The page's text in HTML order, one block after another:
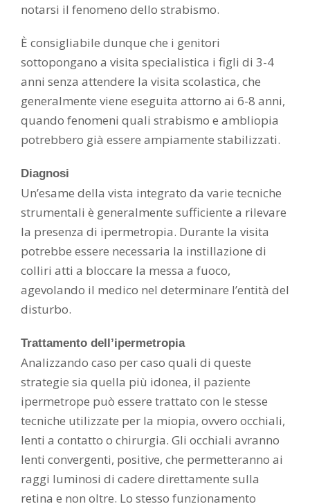
notarsi il fenomeno dello strabismo.
È consigliabile dunque che i genitori
sottopongano a visita specialistica i figli di 3-4
anni senza attendere la visita scolastica, che
generalmente viene eseguita attorno ai 6-8 anni,
quando fenomeni quali strabismo e ambliopia
potrebbero già essere ampiamente stabilizzati.
Diagnosi
Un’esame della vista integrato da varie tecniche
strumentali è generalmente sufficiente a rilevare
la presenza di ipermetropia. Durante la visita
potrebbe essere necessaria la instillazione di
colliri atti a bloccare la messa a fuoco,
agevolando il medico nel determinare l’entità del
disturbo.
Trattamento dell’ipermetropia
Analizzando caso per caso quali di queste
strategie sia quella più idonea, il paziente
ipermetrope può essere trattato con le stesse
tecniche utilizzate per la miopia, ovvero occhiali,
lenti a contatto o chirurgia. Gli occhiali avranno
lenti convergenti, positive, che permetteranno ai
raggi luminosi di cadere direttamente sulla
retina e non oltre. Lo stesso funzionamento